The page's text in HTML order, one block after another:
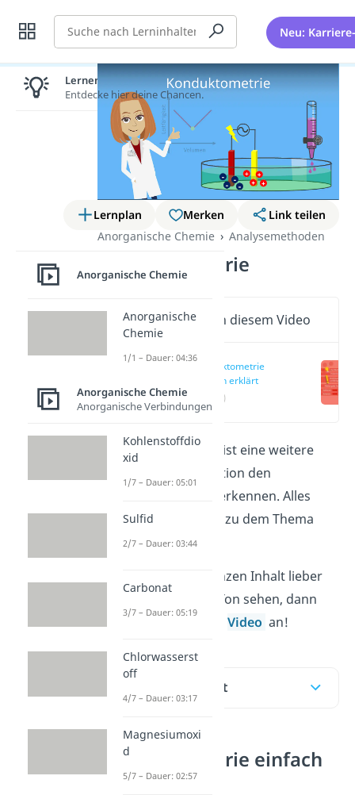
Suche Neu:
Lernplan Merken
Link teilen
Anorganische Chemie
Analysemethoden
Konduktometrie
Wichtige Inhalte in diesem Video
Konduktometrie
einfach erklärt
(00:10)
Die Konduktometrie ist eine weitere
Methode in der Titration den
Äquivalenzpunkt zu erkennen. Alles
weitere Interessante zu dem Thema
findest du im Artikel.
Möchtest du den ganzen Inhalt lieber
schnell mit Bild und Ton sehen, dann
schau dir doch unser Video an!
Inhaltsübersicht
Konduktometrie einfach
erklärt
Lernen lohnt sich!
Entdecke hier deine Chancen.
Anorganische Chemie
Anorganische
Chemie
1/1 – Dauer: 04:36
Anorganische Chemie
Anorganische Verbindungen
Kohlenstoffdio
xid
1/7 – Dauer: 05:01
Sulfid
2/7 – Dauer: 03:44
Carbonat
3/7 – Dauer: 05:19
Chlorwasserst
off
4/7 – Dauer: 03:17
Magnesiumoxi
d
5/7 – Dauer: 02:57